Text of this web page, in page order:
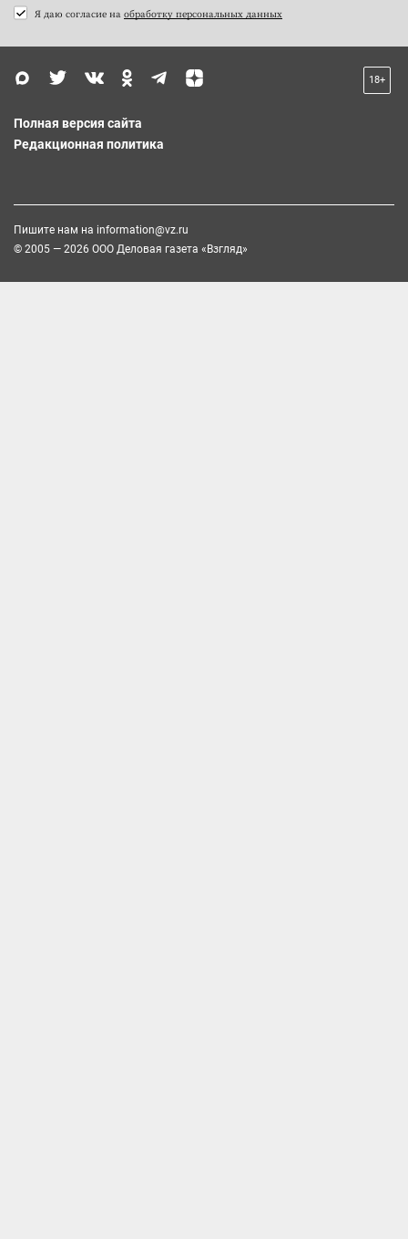
Я даю согласие на обработку персональных данных
18+
Полная версия сайта
Редакционная политика
Пишите нам на information@vz.ru
© 2005 — 2026 ООО Деловая газета «Взгляд»